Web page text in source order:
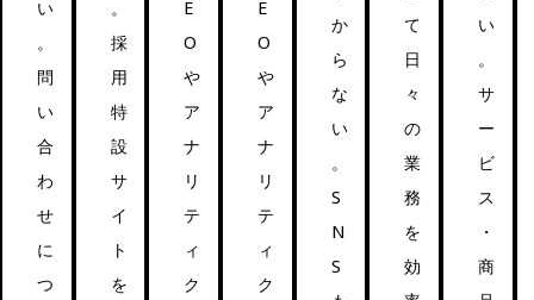
い
。
問
い
合
わ
せ
に
つ
。
採
用
特
設
サ
イ
ト
を
E
O
や
ア
ナ
リ
テ
ィ
ク
E
O
や
ア
ナ
リ
テ
ィ
ク
か
ら
な
い
。
S
N
S
て
日
々
の
業
務
を
効
い
。
サ
ー
ビ
ス
・
商